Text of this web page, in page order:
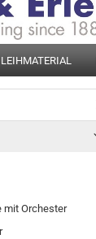
LEIHMATERIAL
mit Orchester